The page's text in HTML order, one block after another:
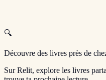
🔍
Découvre des livres près de
Sur Relit, explore les livres